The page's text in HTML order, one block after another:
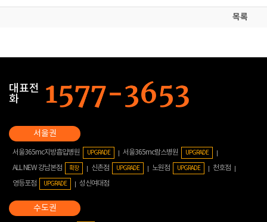
목록
대표전
화
서울365mc지방흡입병원 UPGRADE 서울365mc람스병원 UPGRADE
ALL NEW 강남본점 확장 신촌점 UPGRADE 노원점 UPGRADE
천호점
영등포점
UPGRADE 성신여대점